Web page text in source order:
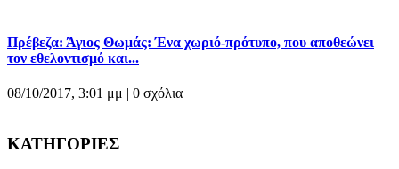
Πρέβεζα: Άγιος Θωμάς: Ένα χωριό-πρότυπο, που αποθεώνει
τον εθελοντισμό και...
08/10/2017, 3:01 μμ | 0 σχόλια
ΚΑΤΗΓΟΡΙΕΣ